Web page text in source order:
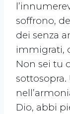
soffrono,
dei senza
immigrati,
Non sei tu
Dio, abbi